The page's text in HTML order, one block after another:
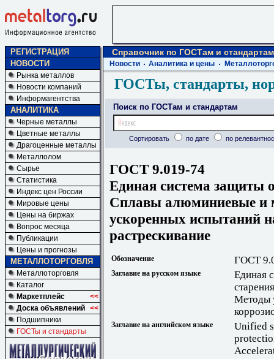
РЕГИСТРАЦИЯ
НОВОСТИ
Рынка металлов
Новости компаний
Информагентства
АНАЛИТИКА
Черные металлы
Цветные металлы
Драгоценные металлы
Металлолом
Сырье
Статистика
Индекс цен России
Мировые цены
Цены на биржах
Вопрос месяца
Публикации
Цены и прогнозы
МЕТАЛЛОТОРГОВЛЯ
Металлоторговля
Каталог
Маркетплейс
<<
Доска объявлений <<
Подшипники
ГОСТы и стандарты
Справочник по ГОСТам и стандартам
Новости Аналитика и цены
ГОСТы, стандарты,
Поиск по ГОСТам и стандартам
Сортировать по дате по
ГОСТ 9.019-74
Единая система защиты
Сплавы алюминиевые и
ускоренных испытаний
растрескивание
Обозначение ГОСТ
Заглавие на русском языке
Единая
Методы
Заглавие на английском языке
Unified